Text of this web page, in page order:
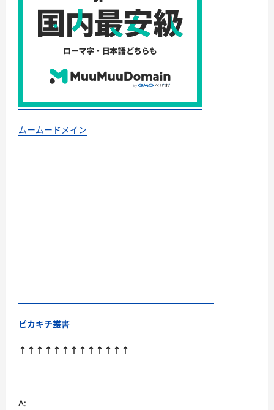
ムームードメイン
ピカキチ叢書
↑↑↑↑↑↑↑↑↑↑↑↑↑
A: